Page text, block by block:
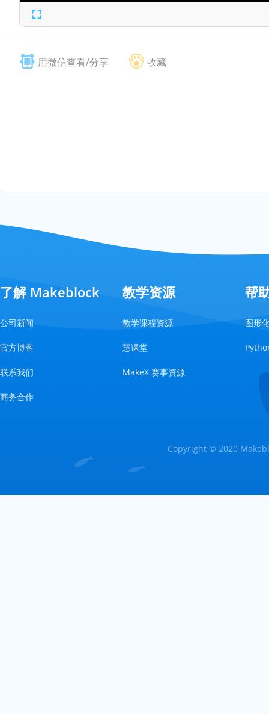
用微信查看/分享 收藏
了解 Makeblock
公司新闻
官方博客
联系我们
商务合作
教学资源
教学课程资源
慧课堂
MakeX 赛事资源
帮
图形
Copyright © 2020